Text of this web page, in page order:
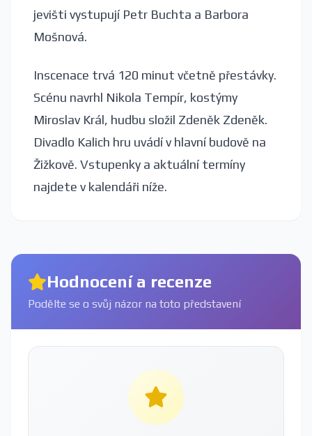
jevišti vystupují Petr Buchta a Barbora
Mošnová.
Inscenace trvá 120 minut včetně přestávky.
Scénu navrhl Nikola Tempír, kostýmy
Miroslav Král, hudbu složil Zdeněk Zdeněk.
Divadlo Kalich hru uvádí v hlavní budově na
Žižkově. Vstupenky a aktuální termíny
najdete v kalendáři níže.
Hodnocení a recenze
Podělte se o svůj názor na toto představení